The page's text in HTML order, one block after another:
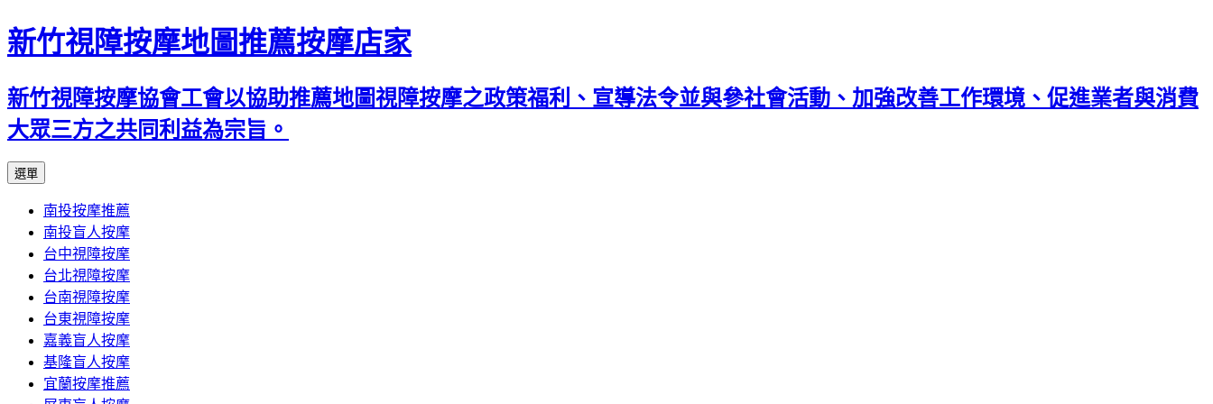
新竹視障按摩地圖推薦按摩店家
新竹視障按摩協會工會以協助推薦地圖視障按摩之政策福利、宣導法令並與參社會活動、加強改善工作環境、促進業者與消費
大眾三方之共同利益為宗旨。
選單
內
容
區
南投按摩推薦
南投盲人按摩
台中視障按摩
台北視障按摩
台南視障按摩
台東視障按摩
嘉義盲人按摩
基隆盲人按摩
宜蘭按摩推薦